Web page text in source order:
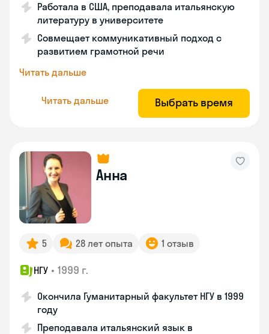
Работала в США, преподавала итальянскую
литературу в университете
Совмещает коммуникативный подход с
развитием грамотной речи
Читать дальше
Читать дальше Выбрать время
Анна
5 28 лет опыта 1 отзыв
НГУ • 1999 г.
Окончила Гуманитарный факультет НГУ в 1999
году
Преподавала итальянский язык в